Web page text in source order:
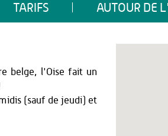
TARIFS AUTOUR DE
belge, l'Oise fait un
(sauf de jeudi) et